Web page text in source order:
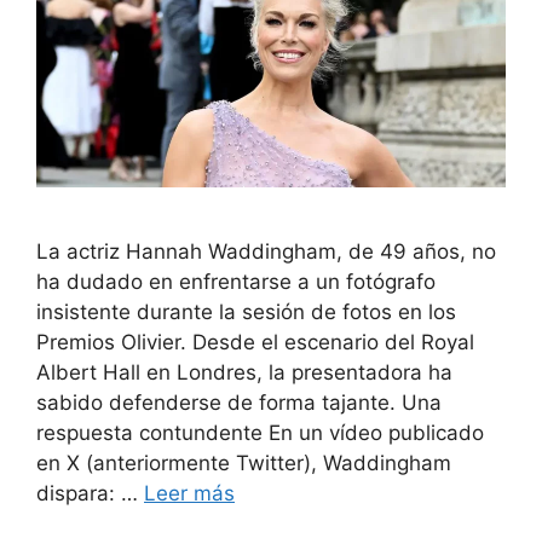
La actriz Hannah Waddingham, de 49 años, no
ha dudado en enfrentarse a un fotógrafo
insistente durante la sesión de fotos en los
Premios Olivier. Desde el escenario del Royal
Albert Hall en Londres, la presentadora ha
sabido defenderse de forma tajante. Una
respuesta contundente En un vídeo publicado
en X (anteriormente Twitter), Waddingham
dispara: … Leer más